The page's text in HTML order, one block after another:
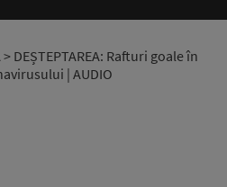
> DEȘTEPTAREA: Rafturi goale în
| AUDIO